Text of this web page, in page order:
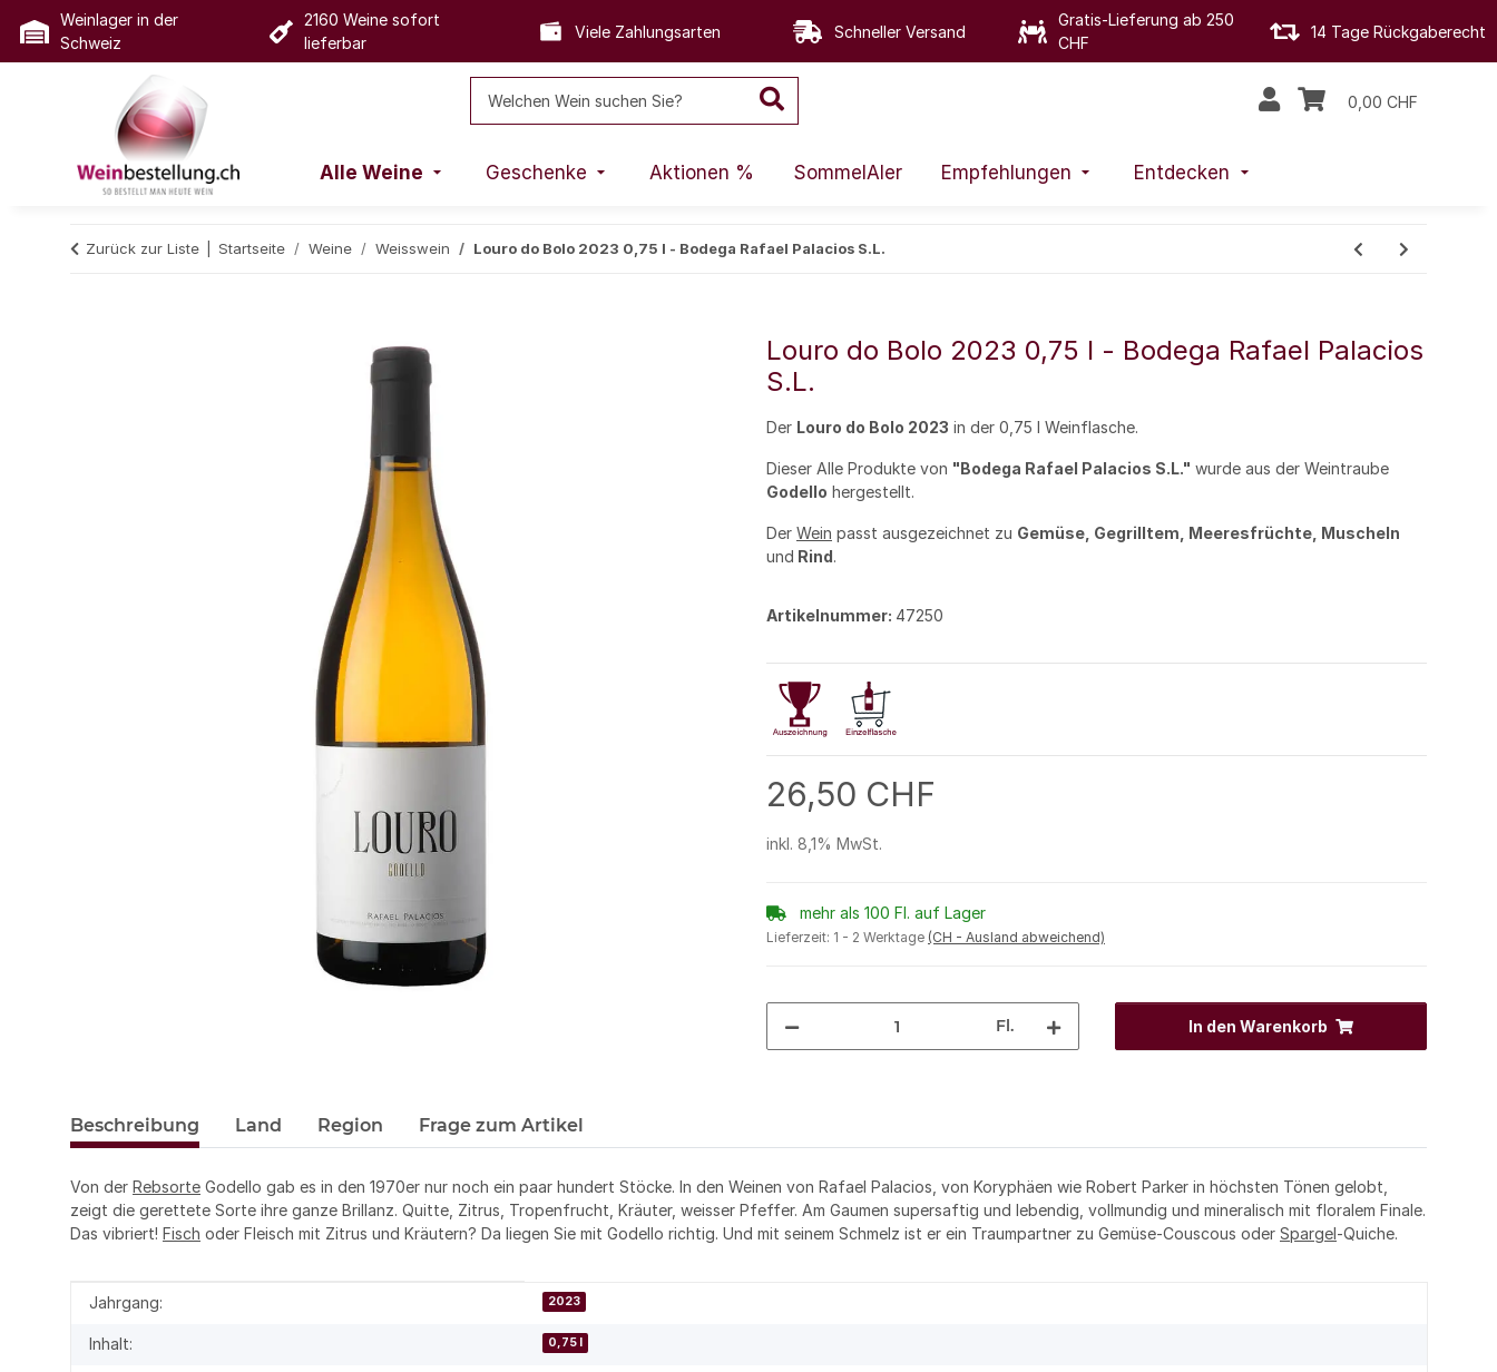
Weinlager in der
Schweiz
2160 Weine sofort
lieferbar
Viele Zahlungsarten Schneller Versand
Gratis-Lieferung ab 250
CHF
14 Tage Rückgaberecht
0,00 CHF
Alle Weine Geschenke Aktionen % SommelAIer Empfehlungen Entdecken
Zurück zur Liste Startseite Weine Weisswein Louro do Bolo 2023 0,75 l - Bodega Rafael Palacios S.L.
Louro do Bolo 2023 0,75 l - Bodega Rafael Palacios
S.L.
Der Louro do Bolo 2023 in der 0,75 l Weinflasche.
Dieser Alle Produkte von "Bodega Rafael Palacios S.L." wurde aus der Weintraube
Godello hergestellt.
Der Wein passt ausgezeichnet zu Gemüse, Gegrilltem, Meeresfrüchte, Muscheln
und Rind.
Artikelnummer: 47250
26,50 CHF
inkl. 8,1% MwSt.
mehr als 100 Fl. auf Lager
Lieferzeit: 1 - 2 Werktage (CH - Ausland abweichend)
Fl. In den Warenkorb
Beschreibung Land Region Frage zum Artikel
Von der Rebsorte Godello gab es in den 1970er nur noch ein paar hundert Stöcke. In den Weinen von Rafael Palacios, von Koryphäen wie Robert Parker in höchsten Tönen gelobt,
zeigt die gerettete Sorte ihre ganze Brillanz. Quitte, Zitrus, Tropenfrucht, Kräuter, weisser Pfeffer. Am Gaumen supersaftig und lebendig, vollmundig und mineralisch mit floralem Finale.
Das vibriert! Fisch oder Fleisch mit Zitrus und Kräutern? Da liegen Sie mit Godello richtig. Und mit seinem Schmelz ist er ein Traumpartner zu Gemüse-Couscous oder Spargel-Quiche.
Produkteigenschaft
Wert
Jahrgang: 2023
Inhalt: 0,75 l